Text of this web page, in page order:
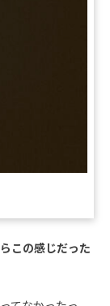
この感じだった